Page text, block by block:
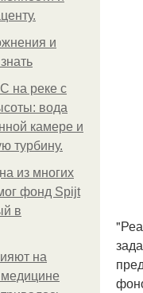
и
на реке с
вода
камере и
турбину.
из многих
фонд Spijt
в
на